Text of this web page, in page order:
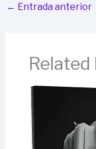
← Entrada anterior
Related